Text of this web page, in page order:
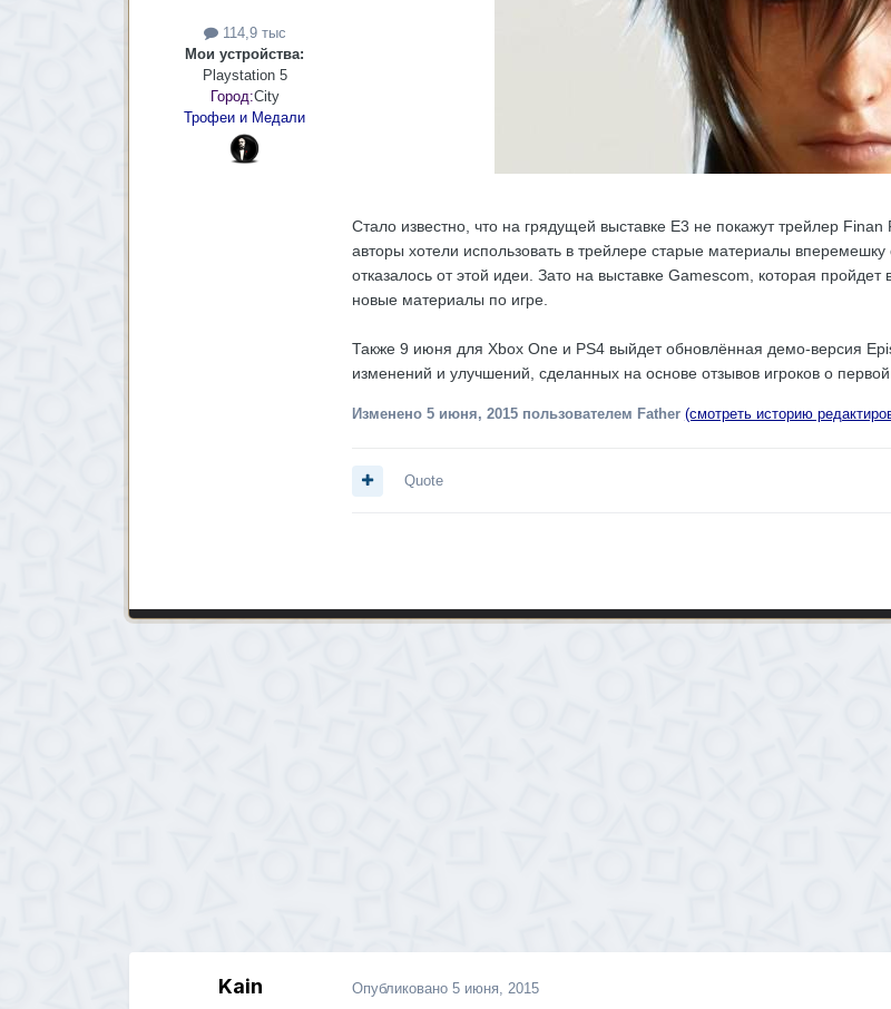
114,9 тыс
Мои устройства:
Playstation 5
Город:City
Трофеи и Медали
Стало известно, что на грядущей выставке Е3 не покажут трейлер
авторы хотели использовать в трейлере старые материалы
отказалось от этой идеи. Зато на выставке Gamescom, которая
новые материалы по игре.
Также 9 июня для Xbox One и PS4 выйдет обновлённая демо-версия
изменений и улучшений, сделанных на основе отзывов игроков о
Изменено 5 июня, 2015пользователем Father (смотреть историю
Quote
Kain Опубликовано 5 июня, 2015